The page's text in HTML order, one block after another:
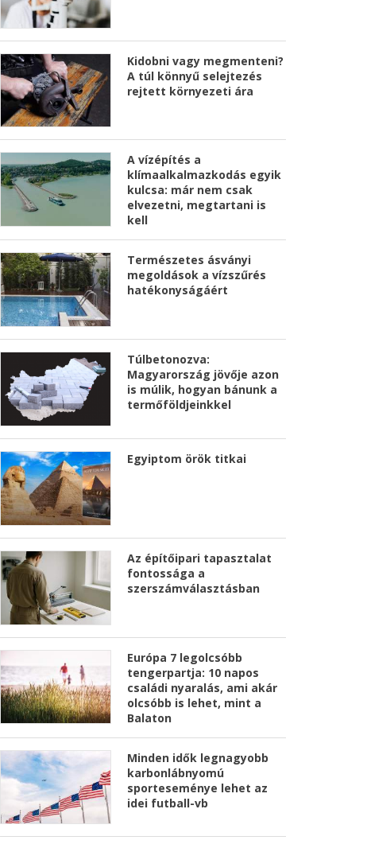
Kidobni vagy megmenteni?
A túl könnyű selejtezés
rejtett környezeti ára
A vízépítés a
klímaalkalmazkodás egyik
kulcsa: már nem csak
elvezetni, megtartani is
kell
Természetes ásványi
megoldások a vízszűrés
hatékonyságáért
Túlbetonozva:
Magyarország jövője azon
is múlik, hogyan bánunk a
termőföldjeinkkel
Egyiptom örök titkai
Az építőipari tapasztalat
fontossága a
szerszámválasztásban
Európa 7 legolcsóbb
tengerpartja: 10 napos
családi nyaralás, ami akár
olcsóbb is lehet, mint a
Balaton
Minden idők legnagyobb
karbonlábnyomú
sporteseménye lehet az
idei futball-vb